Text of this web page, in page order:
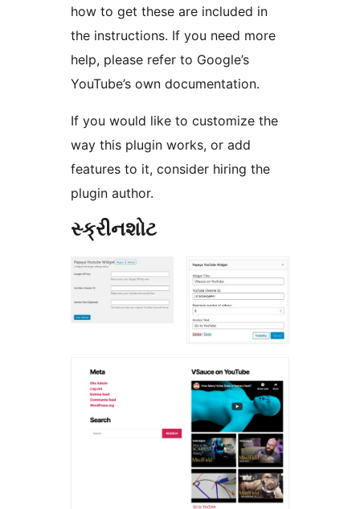
how to get these are included in
the instructions. If you need more
help, please refer to Google’s
YouTube’s own documentation.
If you would like to customize the
way this plugin works, or add
features to it, consider hiring the
plugin author.
સ્ક્રીનશોટ